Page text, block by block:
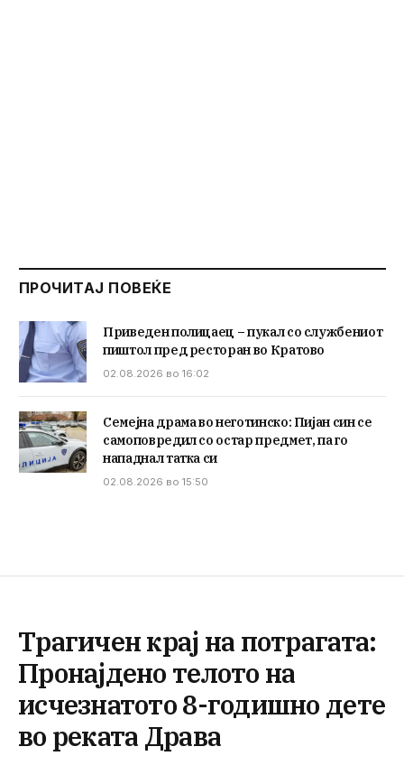
ПРОЧИТАЈ ПОВЕЌЕ
Приведен полицаец – пукал со службениот
пиштол пред ресторан во Кратово
02.08.2026 во 16:02
Семејна драма во неготинско: Пијан син се
самоповредил со остар предмет, па го
нападнал татка си
02.08.2026 во 15:50
Трагичен крај на потрагата:
Пронајдено телото на
исчезнатото 8-годишно дете
во реката Драва